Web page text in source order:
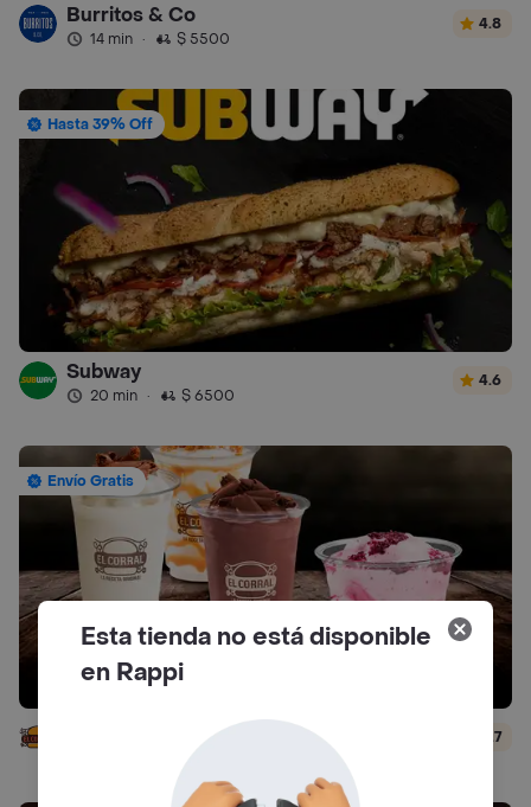
Burritos & Co
14 min · $ 5500
4.8
Hasta 39% Off
Subway
20 min · $ 6500
4.6
Envío Gratis
El Corral - Malteadas y Helados
$ 5000
4.7
Esta tienda no está disponible
en Rappi